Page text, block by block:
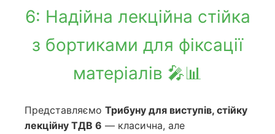
6: Надійна лекційна стійка
з бортиками для фіксації
матеріалів 🎤📊
Представляємо Трибуну для виступів, стійку
лекційну ТДВ 6 — класична, але